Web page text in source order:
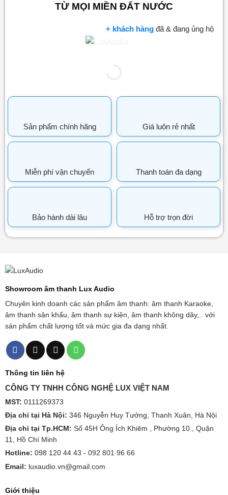
TỪ MỌI MIỀN ĐẤT NƯỚC
+ khách hàng đã & đang ủng hộ
Sản phẩm chính hãng Giá luôn rẻ nhất
Miễn phí vận chuyển Thanh toán đa dạng
Bảo hành dài lâu Hỗ trợ trọn đời
Showroom âm thanh Lux Audio
Chuyên kinh doanh các sản phẩm âm thanh: âm thanh Karaoke,
âm thanh sân khấu, âm thanh sự kiện, âm thanh không dây,.. với
sản phẩm chất lượng tốt và mức gia đa dạng nhất.
Thông tin liên hệ
CÔNG TY TNHH CÔNG NGHỆ LUX VIỆT NAM
MST: 0111269373
Địa chỉ tại Hà Nội: 346 Nguyễn Huy Tưởng, Thanh Xuân, Hà Nội
Địa chỉ tại Tp.HCM: Số 45H Ông Ích Khiêm , Phường 10 , Quận
11, Hồ Chí Minh
Hotline: 098 120 44 43 - 092 801 96 66
Email: luxaudio.vn@gmail.com
Giới thiệu